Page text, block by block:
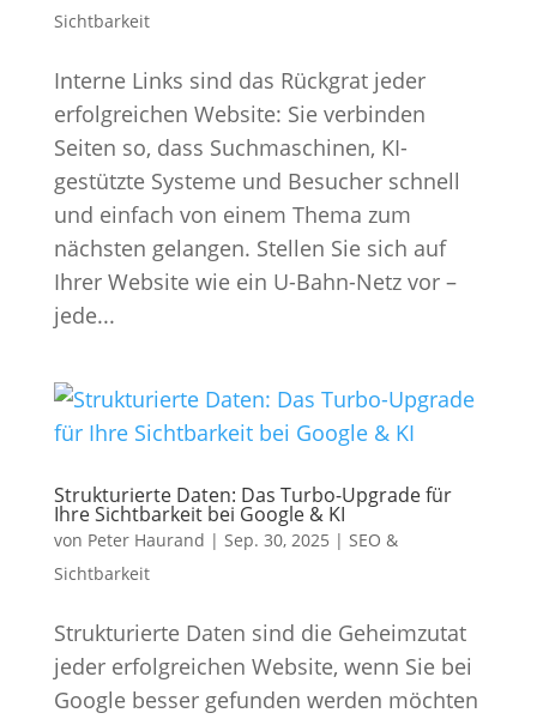
Sichtbarkeit
Interne Links sind das Rückgrat jeder
erfolgreichen Website: Sie verbinden
Seiten so, dass Suchmaschinen, KI-
gestützte Systeme und Besucher schnell
und einfach von einem Thema zum
nächsten gelangen. Stellen Sie sich auf
Ihrer Website wie ein U-Bahn-Netz vor –
jede...
Strukturierte Daten: Das Turbo-Upgrade für
Ihre Sichtbarkeit bei Google & KI
von Peter Haurand | Sep. 30, 2025 | SEO &
Sichtbarkeit
Strukturierte Daten sind die Geheimzutat
jeder erfolgreichen Website, wenn Sie bei
Google besser gefunden werden möchten